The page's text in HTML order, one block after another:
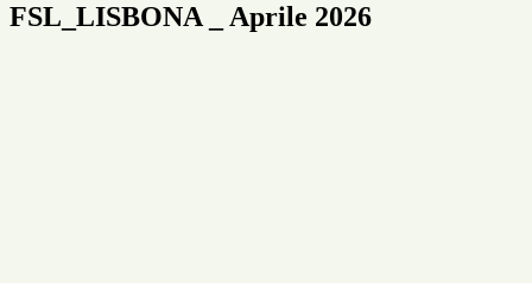
FSL_LISBONA _ Aprile 2026